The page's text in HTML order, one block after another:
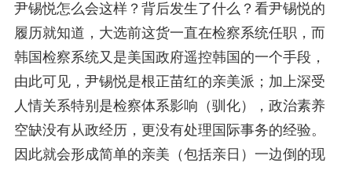
尹锡悦怎么会这样？背后发生了什么？看尹锡悦的
履历就知道，大选前这货一直在检察系统任职，而
韩国检察系统又是美国政府遥控韩国的一个手段，
由此可见，尹锡悦是根正苗红的亲美派；加上深受
人情关系特别是检察体系影响（驯化），政治素养
空缺没有从政经历，更没有处理国际事务的经验。
因此就会形成简单的亲美（包括亲日）一边倒的现